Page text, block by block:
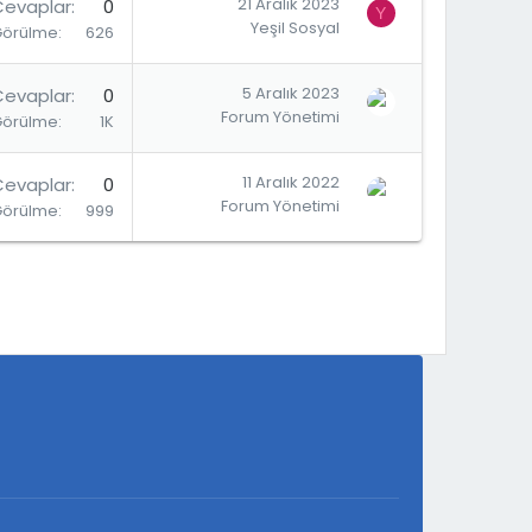
0
626
Yeşil Sosyal
Y
0
1K
5 Aralık 2023
Forum Yönetimi
0
999
11 Aralık 2022
Forum Yönetimi